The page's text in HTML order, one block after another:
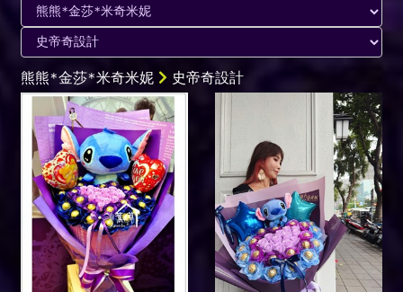
熊熊*金莎*米奇米妮 史帝奇設計